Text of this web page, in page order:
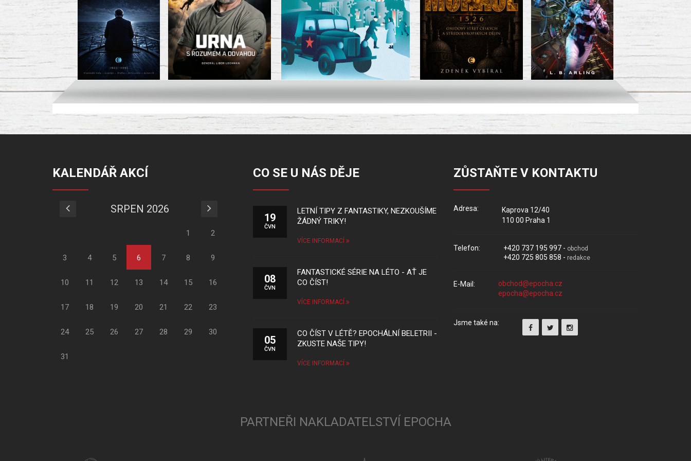
KALENDÁŘ AKCÍ
SRPEN 2026
1 2
3 4 5 6 7 8 9
10 11 12 13 14 15 16
17 18 19 20 21 22 23
24 25 26 27 28 29 30
31
CO SE U NÁS DĚJE
19
ČVN
LETNÍ TIPY Z FANTASTIKY, NEZKOUŠÍME
ŽÁDNÝ TRIKY!
VÍCE INFORMACÍ
08
ČVN
FANTASTICKÉ SÉRIE NA LÉTO - AŤ JE
CO ČÍST!
VÍCE INFORMACÍ
05
ČVN
CO ČÍST V LÉTĚ? EPOCHÁLNÍ BELETRII -
ZKUSTE NAŠE TIPY!
VÍCE INFORMACÍ
ZŮSTAŇTE V KONTAKTU
Adresa:
Kaprova 12/40
110 00 Praha 1
Telefon: +420 737 195 997 - obchod
+420 725 805 858 - redakce
E-Mail:
Jsme také na:
PARTNEŘI NAKLADATELSTVÍ EPOCHA